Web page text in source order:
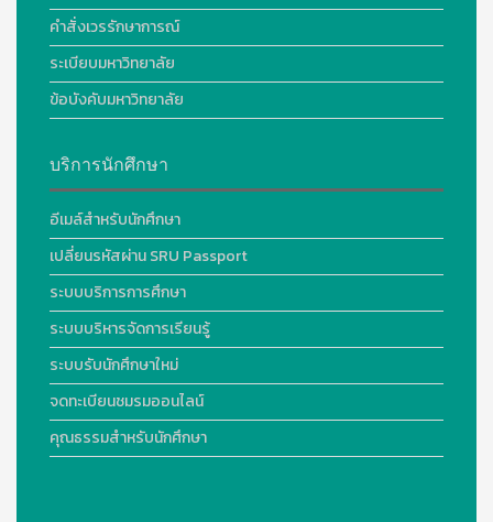
คำสั่งเวรรักษาการณ์
ระเบียบมหาวิทยาลัย
ข้อบังคับมหาวิทยาลัย
บริการนักศึกษา
อีเมล์สำหรับนักศึกษา
เปลี่ยนรหัสผ่าน SRU Passport
ระบบบริการการศึกษา
ระบบบริหารจัดการเรียนรู้
ระบบรับนักศึกษาใหม่
จดทะเบียนชมรมออนไลน์
คุณธรรมสำหรับนักศึกษา